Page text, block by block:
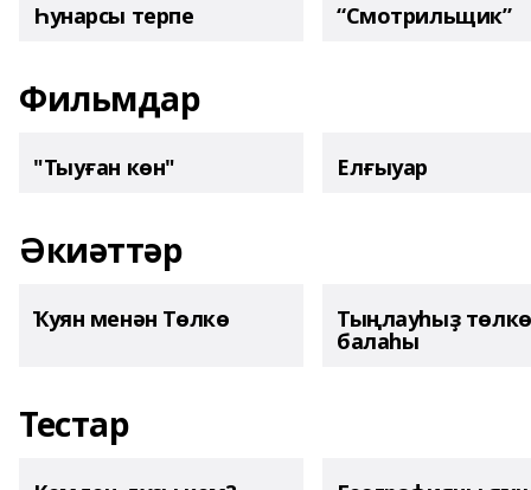
Һунарсы терпе “Смотрильщик”
Фильмдар
"Тыуған көн" Елғыуар
Әкиәттәр
Ҡуян менән Төлкө Тыңлауһыҙ төлкө
балаһы
Тестар